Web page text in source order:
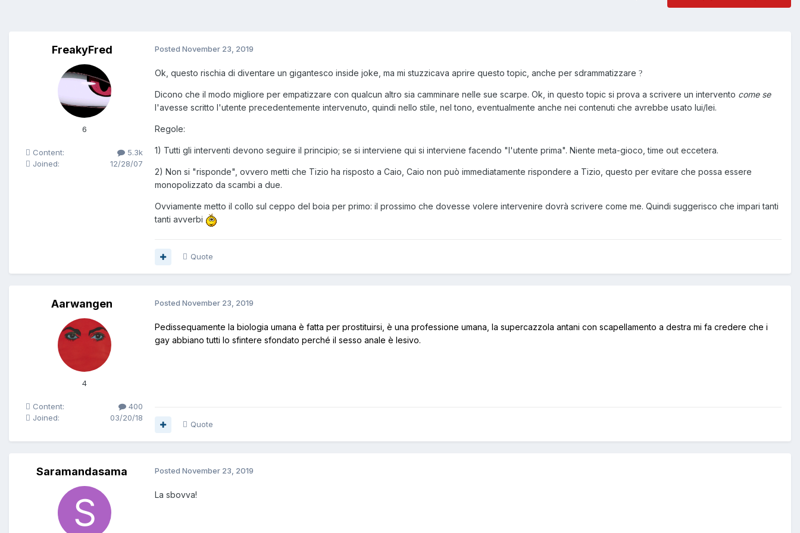
FreakyFred
6
Content:
5.3k
Joined:
12/28/07
Posted November 23, 2019
Ok, questo rischia di diventare un gigantesco inside joke, ma mi stuzzicava aprire questo topic, anche per sdrammatizzare ?
Dicono che il modo migliore per empatizzare con qualcun altro sia camminare nelle sue scarpe. Ok, in questo topic si prova a scrivere un intervento come se
l'avesse scritto l'utente precedentemente intervenuto, quindi nello stile, nel tono, eventualmente anche nei contenuti che avrebbe usato lui/lei.
Regole:
1) Tutti gli interventi devono seguire il principio; se si interviene qui si interviene facendo "l'utente prima". Niente meta-gioco, time out eccetera.
2) Non si "risponde", ovvero metti che Tizio ha risposto a Caio, Caio non può immediatamente rispondere a Tizio, questo per evitare che possa essere
monopolizzato da scambi a due.
Ovviamente metto il collo sul ceppo del boia per primo: il prossimo che dovesse volere intervenire dovrà scrivere come me. Quindi suggerisco che impari tanti
tanti avverbi
Quote
Aarwangen
4
Content:
400
Joined:
03/20/18
Posted November 23, 2019
Pedissequamente la biologia umana è fatta per prostituirsi, è una professione umana, la supercazzola antani con scapellamento a destra mi fa credere che i
gay abbiano tutti lo sfintere sfondato perché il sesso anale è lesivo.
Quote
Saramandasama Posted November 23, 2019
La sbovva!